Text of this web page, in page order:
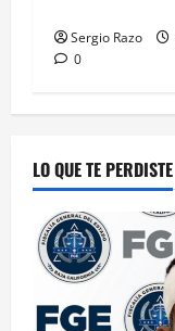
Sergio Razo
0
LO QUE TE PERDISTE